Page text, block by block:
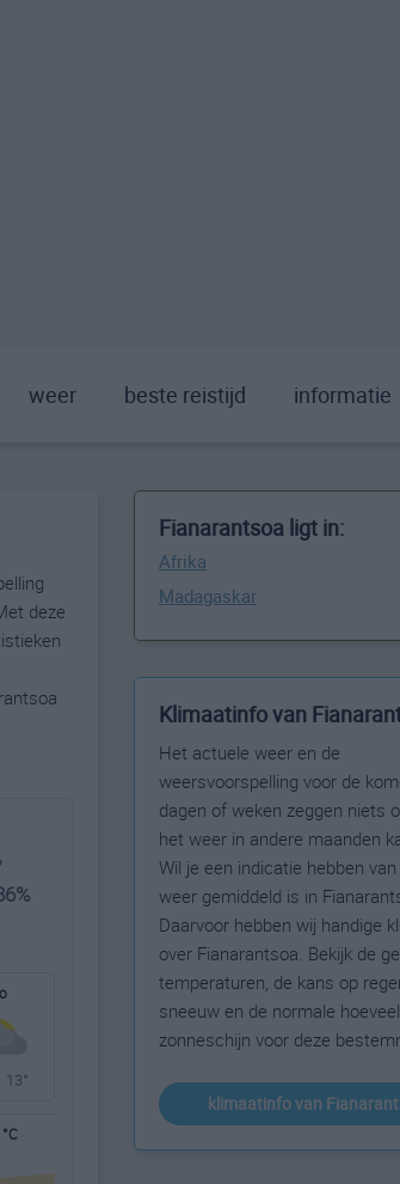
weer beste reistijd informatie
deze
13°
Fianarantsoa ligt in:
Afrika
Madagaskar
Klimaatinfo van
Het actuele weer en de
weersvoorspelling voor de
dagen of weken zeggen niets
het weer in andere maanden
Wil je een indicatie hebben
weer gemiddeld is in
Daarvoor hebben wij handige
over Fianarantsoa. Bekijk de
temperaturen, de kans op
sneeuw en de normale
zonneschijn voor deze
klimaatinfo van